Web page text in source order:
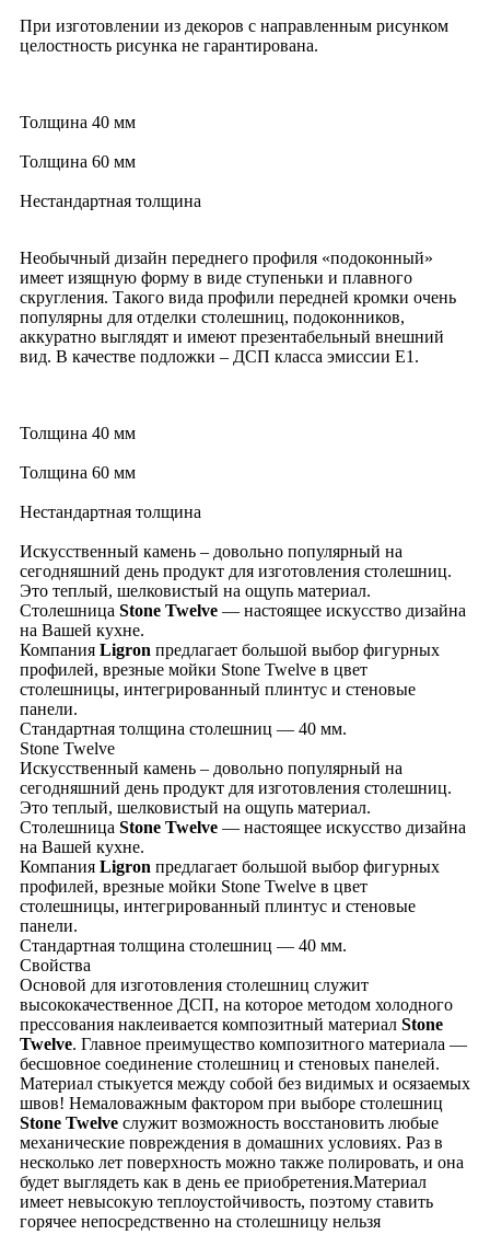
При изготовлении из декоров с направленным рисунком
целостность рисунка не гарантирована.
Толщина 40 мм
Толщина 60 мм
Нестандартная толщина
Необычный дизайн переднего профиля «подоконный»
имеет изящную форму в виде ступеньки и плавного
скругления. Такого вида профили передней кромки очень
популярны для отделки столешниц, подоконников,
аккуратно выглядят и имеют презентабельный внешний
вид. В качестве подложки – ДСП класса эмиссии Е1.
Толщина 40 мм
Толщина 60 мм
Нестандартная толщина
Искусственный камень – довольно популярный на
сегодняшний день продукт для изготовления столешниц.
Это теплый, шелковистый на ощупь материал.
Столешница Stone Twelve — настоящее искусство дизайна
на Вашей кухне.
Компания Ligron предлагает большой выбор фигурных
профилей, врезные мойки Stone Twelve в цвет
столешницы, интегрированный плинтус и стеновые
панели.
Стандартная толщина столешниц — 40 мм.
Stone Twelve
Искусственный камень – довольно популярный на
сегодняшний день продукт для изготовления столешниц.
Это теплый, шелковистый на ощупь материал.
Столешница Stone Twelve — настоящее искусство дизайна
на Вашей кухне.
Компания Ligron предлагает большой выбор фигурных
профилей, врезные мойки Stone Twelve в цвет
столешницы, интегрированный плинтус и стеновые
панели.
Стандартная толщина столешниц — 40 мм.
Свойства
Основой для изготовления столешниц служит
высококачественное ДСП, на которое методом холодного
прессования наклеивается композитный материал Stone
Twelve. Главное преимущество композитного материала —
бесшовное соединение столешниц и стеновых панелей.
Материал стыкуется между собой без видимых и осязаемых
швов! Немаловажным фактором при выборе столешниц
Stone Twelve служит возможность восстановить любые
механические повреждения в домашних условиях. Раз в
несколько лет поверхность можно также полировать, и она
будет выглядеть как в день ее приобретения.Материал
имеет невысокую теплоустойчивость, поэтому ставить
горячее непосредственно на столешницу нельзя